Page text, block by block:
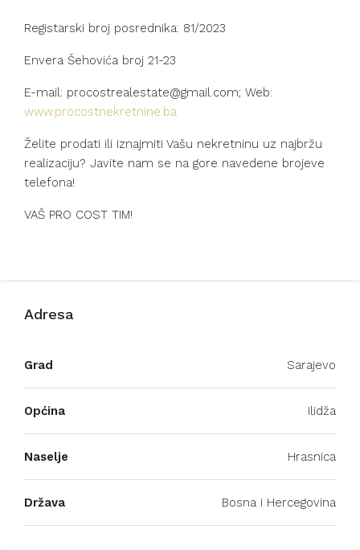
Registarski broj posrednika: 81/2023
Envera Šehovića broj 21-23
E-mail: procostrealestate@gmail.com; Web:
www.procostnekretnine.ba
Želite prodati ili iznajmiti Vašu nekretninu uz najbržu
realizaciju? Javite nam se na gore navedene brojeve
telefona!
VAŠ PRO COST TIM!
Adresa
Grad Sarajevo
Općina Ilidža
Naselje Hrasnica
Država Bosna i Hercegovina